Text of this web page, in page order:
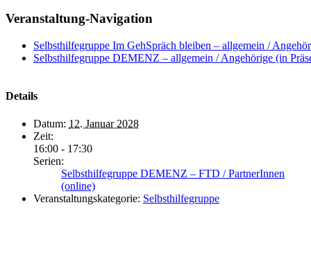
Veranstaltung-Navigation
Selbsthilfegruppe Im GehSpräch bleiben – allgemein /
Selbsthilfegruppe DEMENZ – allgemein / Angehörige (in
Details
Datum: 12. Januar 2028
Zeit:
16:00 - 17:30
Serien:
Selbsthilfegruppe DEMENZ – FTD / PartnerInnen
(online)
Veranstaltungskategorie: Selbsthilfegruppe